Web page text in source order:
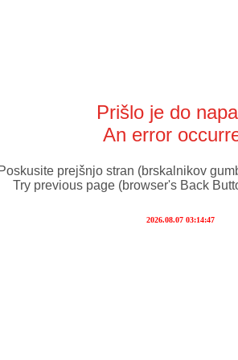
Prišlo je do
An error
prejšnjo stran (brskalnikov
Try previous page (browser's Back
2026.08.07 03:14:47